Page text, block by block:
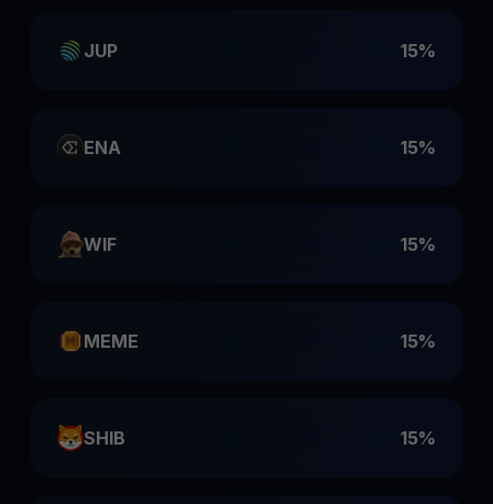
JUP 15%
ENA 15%
WIF 15%
MEME 15%
SHIB 15%